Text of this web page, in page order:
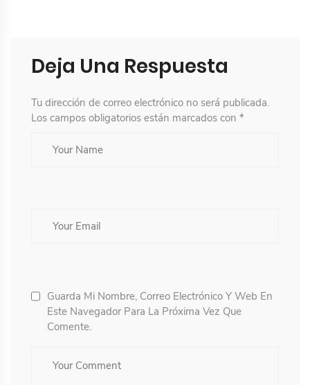
Deja Una Respuesta
Tu dirección de correo electrónico no será publicada.
Los campos obligatorios están marcados con *
Guarda Mi Nombre, Correo Electrónico Y Web En
Este Navegador Para La Próxima Vez Que
Comente.